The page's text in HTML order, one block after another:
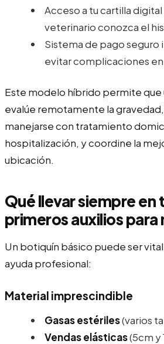
Acceso a tu cartilla digital
veterinario conozca el
Sistema de pago seguro
evitar complicaciones
Este modelo híbrido permite que
evalúe remotamente la
manejarse con tratamiento
hospitalización, y coordine la
ubicación.
Qué llevar siempre
primeros auxilios
Un botiquín básico puede ser
ayuda profesional:
Material imprescindible
Gasas estériles(varios
Vendas elásticas(5cm y